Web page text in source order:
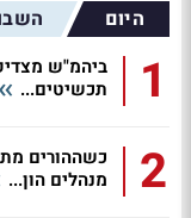
היום
1
ביהמ"ש
תכשיטים...
2
כשההורים
מנהלים הון...